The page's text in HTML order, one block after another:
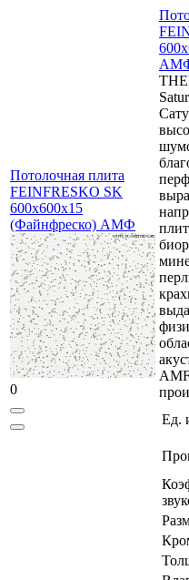
Потолочная плита
FEINFRESKO SK
600x600x15
(Файнфреско) АМФ
0
Ед.